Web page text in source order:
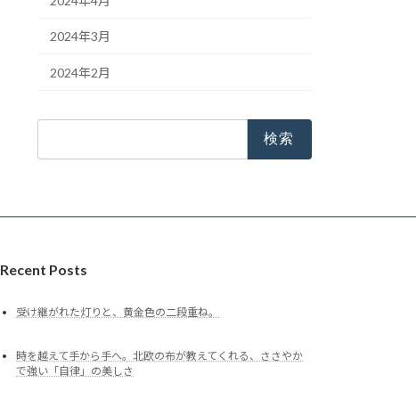
2024年3月
2024年2月
Recent Posts
受け継がれた灯りと、黄金色の二段重ね。
時を越えて手から手へ。北欧の布が教えてくれる、ささやか
で強い「自律」の美しさ